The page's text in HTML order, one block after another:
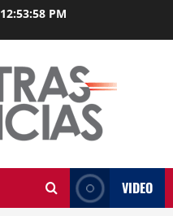
12:53:59 PM
VIDEO